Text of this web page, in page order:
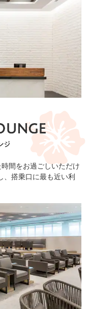
間をお過ごしいただけ
、搭乗口に最も近い利